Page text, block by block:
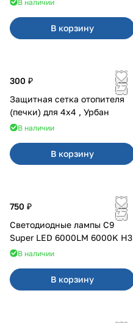
В наличии
В корзину
300 ₽
Защитная сетка отопителя
(печки) для 4x4 , Урбан
В наличии
В корзину
750 ₽
Светодиодные лампы C9
Super LED 6000LM 6000K H3
В наличии
В корзину